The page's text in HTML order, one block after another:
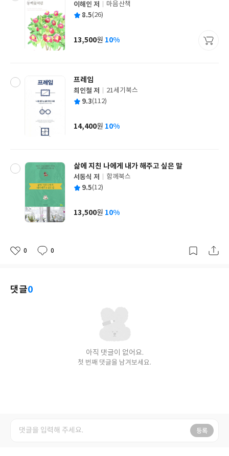
글
쓴
이해인 저
출
사
마음산책
평 8.5(26)
가
13,500원 10%
프레임
글
쓴
최인철 저
출
사
21세기북스
평 9.3(112)
가
14,400원 10%
삶에 지친 나에게 내가 해주고 싶은 말
글
쓴
서동식 저
출
사
함께북스
평 9.5(12)
가
13,500원 10%
좋
0
댓
0
작
댓글0
아직 댓글이 없어요.
첫 번째 댓글을 남겨보세요.
등록